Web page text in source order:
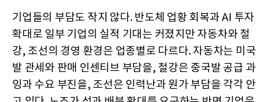
기업들의 부담도 작지 않다. 반도체 업황 회복과 AI 투자
확대로 일부 기업의 실적 기대는 커졌지만 자동차와 철
강, 조선의 경영 환경은 업종별로 다르다. 자동차는 미국
발 관세와 판매 인센티브 부담을, 철강은 중국발 공급 과
잉과 수요 부진을, 조선은 인력난과 원가 부담을 각각 안